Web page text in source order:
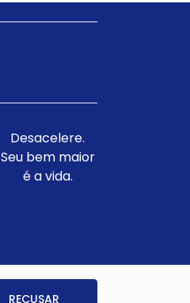
Desacelere.
Seu bem maior
é a vida.
RECUSAR